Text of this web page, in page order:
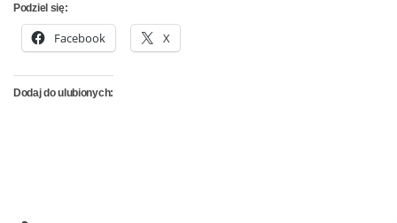
Podziel się:
Facebook X
Dodaj do ulubionych: